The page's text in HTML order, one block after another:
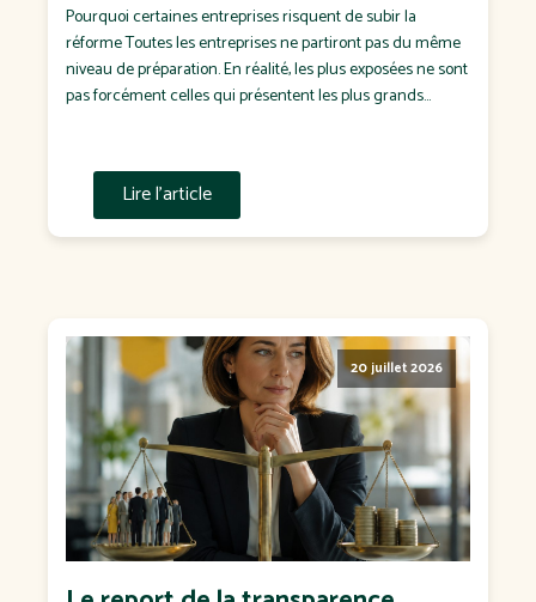
Pourquoi certaines entreprises risquent de subir la
réforme Toutes les entreprises ne partiront pas du même
niveau de préparation. En réalité, les plus exposées ne sont
pas forcément celles qui présentent les plus grands
salaire "au cas […]
Lire l'article
20 juillet 2026